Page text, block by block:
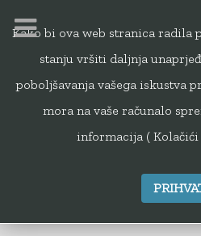
Foto galerija
Kako bi ova web stranica radila
stanju vršiti daljnja
poboljšavanja vašega iskustva
mora na vaše računalo
informacija ( Kolačići